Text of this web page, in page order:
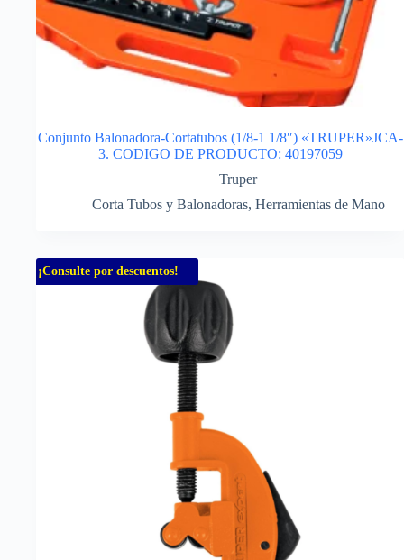
Conjunto Balonadora-Cortatubos (1/8-1 1/8″) «TRUPER»JCA-
3. CODIGO DE PRODUCTO: 40197059
Truper
Corta Tubos y Balonadoras, Herramientas de Mano
¡Consulte por descuentos!